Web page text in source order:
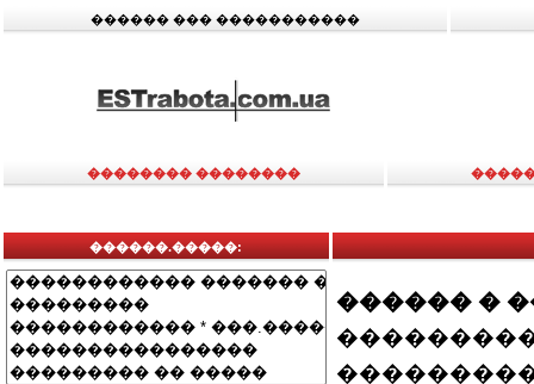
������ ��� �����������
�������� ��������
������.�����:
������ �